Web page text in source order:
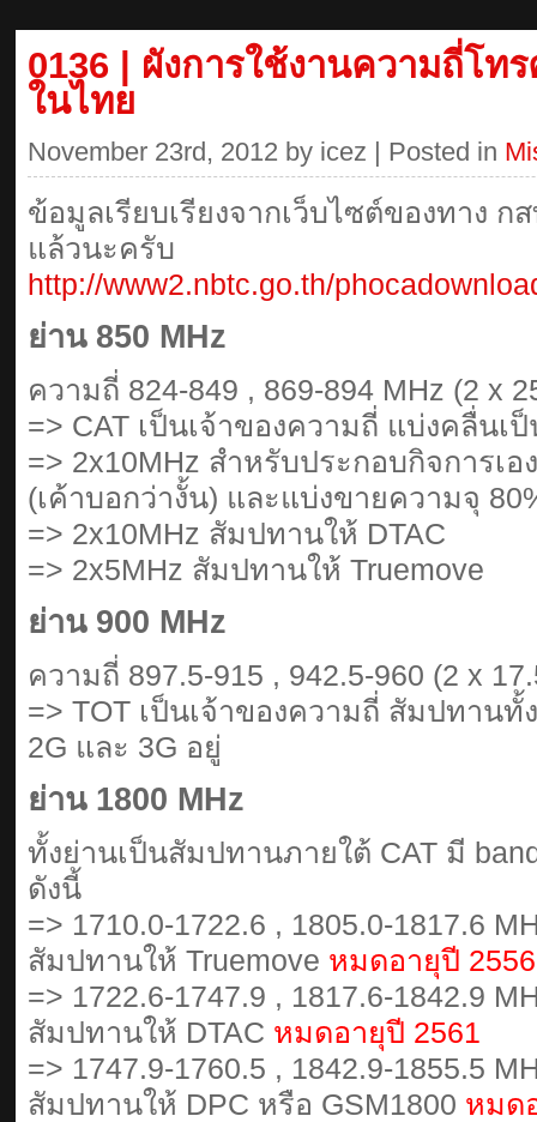
0136 | ผังการใช้งานความถี่โท
ในไทย
November 23rd, 2012 by icez | Posted in
ข้อมูลเรียบเรียงจากเว็บไซต์ของทาง
แล้วนะครับ
http://www2.nbtc.go.th/
ย่าน 850 MHz
ความถี่ 824-849 , 869-894 MHz (2 x
=> CAT เป็นเจ้าของความถี่ แบ่งคลื่นเ
=> 2x10MHz สำหรับประกอบกิจการเ
(เค้าบอกว่างั้น) และแบ่งขายความจุ
=> 2x10MHz สัมปทานให้ DTAC
=> 2x5MHz สัมปทานให้ Truemove
ย่าน 900 MHz
ความถี่ 897.5-915 , 942.5-960 (2 x
=> TOT เป็นเจ้าของความถี่ สัมปทาน
2G และ 3G อยู่
ย่าน 1800 MHz
ทั้งย่านเป็นสัมปทานภายใต้ CAT มี
ดังนี้
=> 1710.0-1722.6 , 1805.0-1817.6
สัมปทานให้ Truemove หมดอายุปี 2556
=> 1722.6-1747.9 , 1817.6-1842.9
สัมปทานให้ DTAC หมดอายุปี 2561
=> 1747.9-1760.5 , 1842.9-1855.5
สัมปทานให้ DPC หรือ GSM1800 หมด